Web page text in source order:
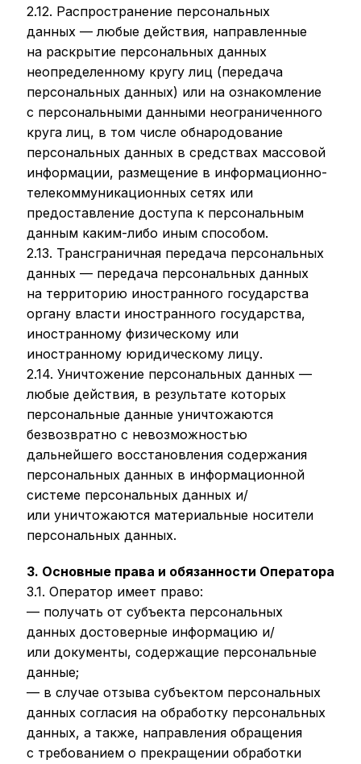
2.12. Распространение персональных
данных — любые действия, направленные
на раскрытие персональных данных
неопределенному кругу лиц (передача
персональных данных) или на ознакомление
с персональными данными неограниченного
круга лиц, в том числе обнародование
персональных данных в средствах массовой
информации, размещение в информационно-
телекоммуникационных сетях или
предоставление доступа к персональным
данным каким-либо иным способом.
2.13. Трансграничная передача персональных
данных — передача персональных данных
на территорию иностранного государства
органу власти иностранного государства,
иностранному физическому или
иностранному юридическому лицу.
2.14. Уничтожение персональных данных —
любые действия, в результате которых
персональные данные уничтожаются
безвозвратно с невозможностью
дальнейшего восстановления содержания
персональных данных в информационной
системе персональных данных и/
или уничтожаются материальные носители
персональных данных.
3. Основные права и обязанности Оператора
3.1. Оператор имеет право:
— получать от субъекта персональных
данных достоверные информацию и/
или документы, содержащие персональные
данные;
— в случае отзыва субъектом персональных
данных согласия на обработку персональных
данных, а также, направления обращения
с требованием о прекращении обработки